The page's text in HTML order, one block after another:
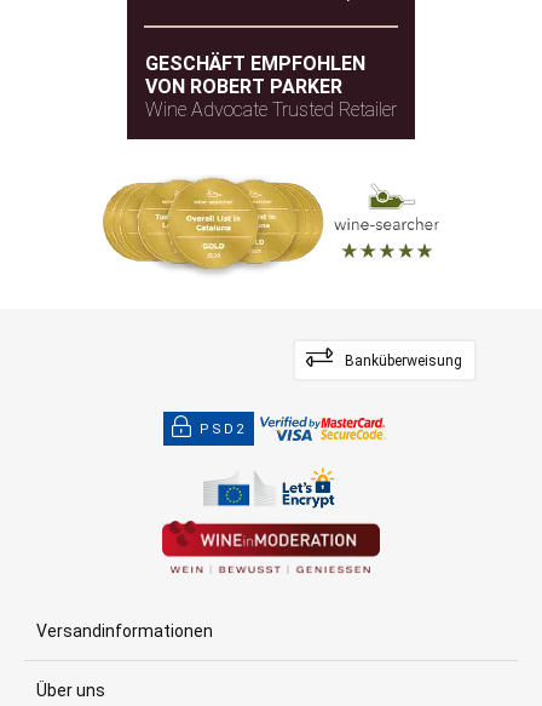
GESCHÄFT EMPFOHLEN
VON ROBERT PARKER
Wine Advocate Trusted Retailer
Banküberweisung
PSD2
Versandinformationen
Über uns